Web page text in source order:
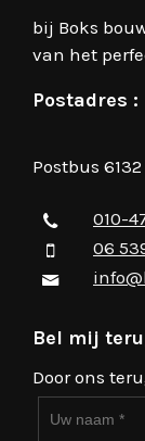
bij Boks
van het
Postadres :
Postbus
010-
06
Bel mij
Door ons